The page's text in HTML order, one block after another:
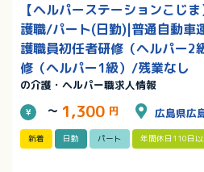
【ヘルパーステーションこじ
護職/パート(日勤)|普通自動車
護職員初任者研修（ヘルパー2
修（ヘルパー1級）/残業なし
の介護・ヘルパー職求人情報
～ 1,300 円 広島県広
新着 日勤 パート 年間休日110日以